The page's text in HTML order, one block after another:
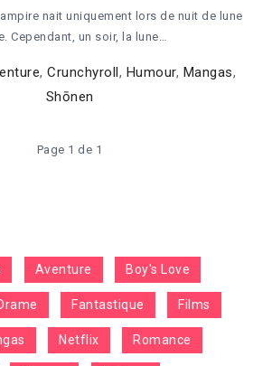
nait uniquement lors de nuit de lune
Cependant, un soir, la lune…
,Crunchyroll , Humour, Mangas,
Shōnen
Page 1 de 1
Aventure Boy's Love
Fantastique Films
Netflix Romance